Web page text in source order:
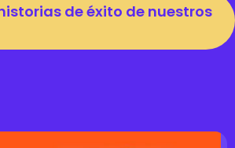
de éxito de nuestros